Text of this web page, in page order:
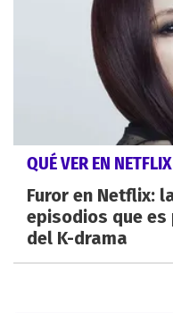
QUÉ VER EN NETFLIX
Furor en Netflix:
episodios que
del K-drama